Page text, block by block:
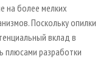
на более мелких
Поскольку опилки
вклад в
плюсами разработки